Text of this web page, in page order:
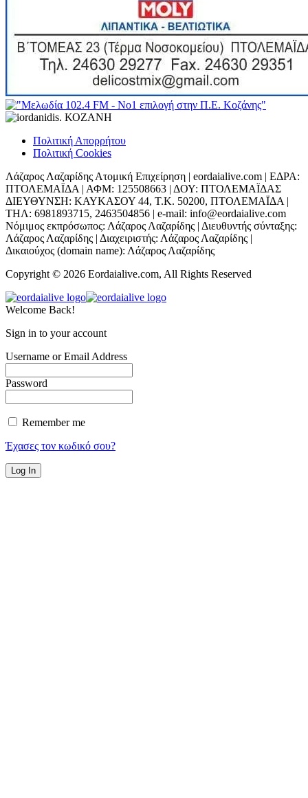
Πολιτική Απορρήτου
Πολιτική Cookies
Λάζαρος Λαζαρίδης Ατομική Επιχείρηση | eordaialive.com | ΕΔΡΑ:
ΠΤΟΛΕΜΑΪΔΑ | ΑΦΜ: 125508663 | ΔΟΥ: ΠΤΟΛΕΜΑΪΔΑΣ
ΔΙΕΥΘΥΝΣΗ: ΚΑΥΚΑΣΟΥ 44, Τ.Κ. 50200, ΠΤΟΛΕΜΑΪΔΑ |
ΤΗΛ: 6981893715, 2463504856 | e-mail: info@eordaialive.com
Νόμιμος εκπρόσωπος: Λάζαρος Λαζαρίδης | Διευθυντής σύνταξης:
Λάζαρος Λαζαρίδης | Διαχειριστής: Λάζαρος Λαζαρίδης |
Δικαιούχος (domain name): Λάζαρος Λαζαρίδης
Copyright © 2026 Eordaialive.com, All Rights Reserved
Welcome Back!
Sign in to your account
Username or Email Address
Password
Remember me
Έχασες τον κωδικό σου?